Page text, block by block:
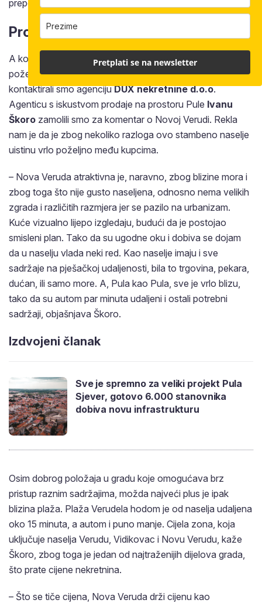
prepoznatljiva koncepcija terena.
Prosudba struke
A koncepcija terena kakva jest u najmanju ruku djeluje
poželjno. Kako bismo opovrgnuli ili potvrdili svoj dojam
kontaktirali smo agencijuDUX nekretnine d.o.o.
Agenticu s iskustvom prodaje na prostoru Pule Ivanu
Škoro zamolili smo za komentar o Novoj Verudi. Rekla
nam je da je zbog nekoliko razloga ovo stambeno naselje
uistinu vrlo poželjno među kupcima.
– Nova Veruda atraktivna je, naravno, zbog blizine mora i
zbog toga što nije gusto naseljena, odnosno nema velikih
zgrada i različitih razmjera jer se pazilo na urbanizam.
Kuće vizualno lijepo izgledaju, budući da je postojao
smisleni plan. Tako da su ugodne oku i dobiva se dojam
da u naselju vlada neki red. Kao naselje imaju i sve
sadržaje na pješačkoj udaljenosti, bila to trgovina, pekara,
dućan, ili samo more. A, Pula kao Pula, sve je vrlo blizu,
tako da su autom par minuta udaljeni i ostali potrebni
sadržaji, objašnjava Škoro.
Izdvojeni članak
Sve je spremno za veliki projekt Pula
Sjever, gotovo 6.000 stanovnika
dobiva novu infrastrukturu
Osim dobrog položaja u gradu koje omogućava brz
pristup raznim sadržajima, možda najveći plus je ipak
blizina plaža. Plaža Verudela hodom je od naselja udaljena
oko 15 minuta, a autom i puno manje. Cijela zona, koja
uključuje naselja Verudu, Vidikovac i Novu Verudu, kaže
Škoro, zbog toga je jedan od najtraženijih dijelova grada,
što prate cijene nekretnina.
– Što se tiče cijena, Nova Veruda drži cijenu kao
Pretplati se na newsletter